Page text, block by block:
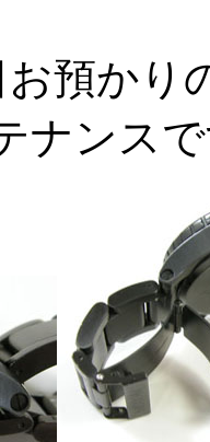
お預かり
ナンス